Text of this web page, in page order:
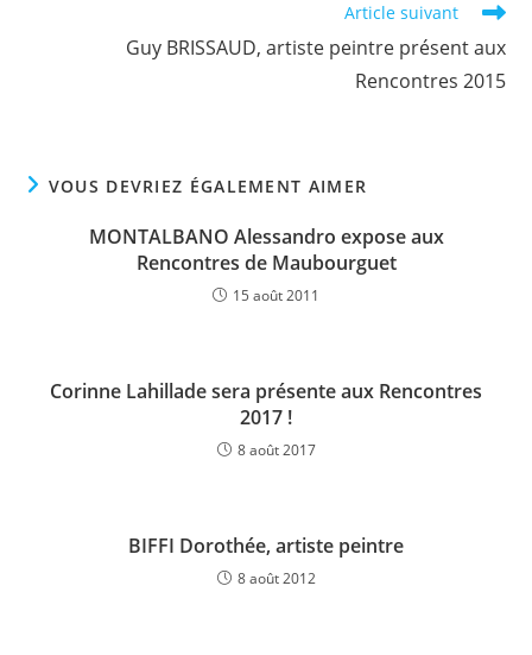
Article suivant
Guy BRISSAUD, artiste peintre présent aux
Rencontres 2015
VOUS DEVRIEZ ÉGALEMENT AIMER
MONTALBANO Alessandro expose aux
Rencontres de Maubourguet
15 août 2011
Corinne Lahillade sera présente aux Rencontres
2017 !
8 août 2017
BIFFI Dorothée, artiste peintre
8 août 2012